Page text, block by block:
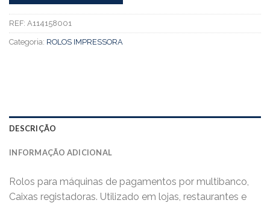
REF: A114158001
Categoria: ROLOS IMPRESSORA
DESCRIÇÃO
INFORMAÇÃO ADICIONAL
Rolos para máquinas de pagamentos por multibanco,
Caixas registadoras. Utilizado em lojas, restaurantes e